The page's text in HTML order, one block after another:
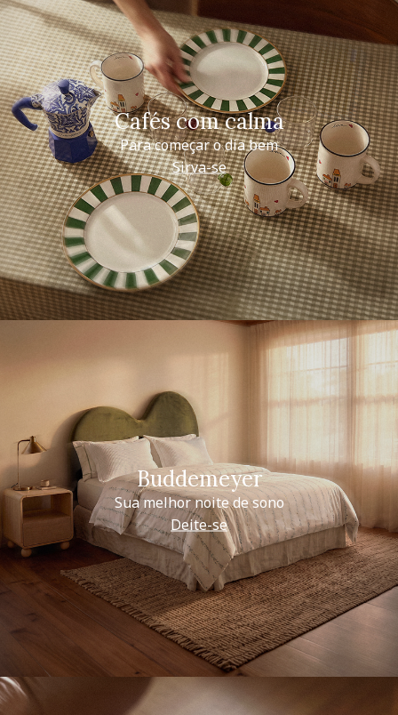
Cafés com calma
Para começar o dia bem
Sirva-se
Buddemeyer
Sua melhor noite de sono
Deite-se